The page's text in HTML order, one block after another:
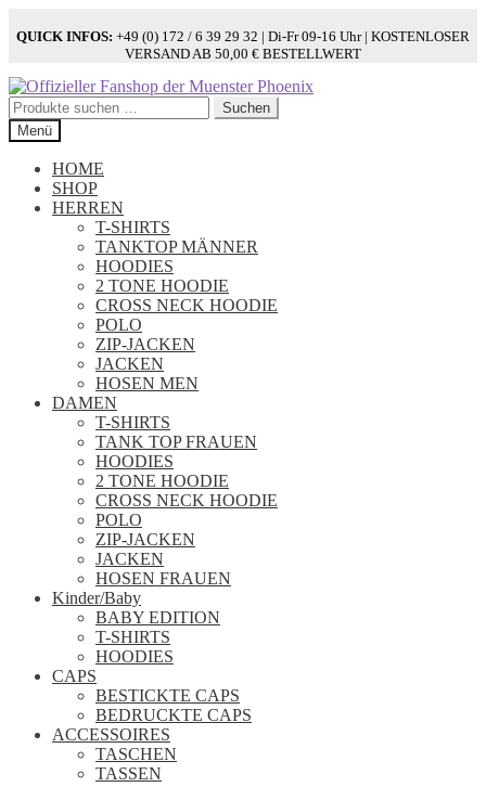
QUICK INFOS: +49 (0) 172 / 6 39 29 32 | Di-Fr 09-16 Uhr | KOSTENLOSER
VERSAND AB 50,00 € BESTELLWERT
Zur
Navigation
springen
Zum
Inhalt
springen
Suchen
nach:
Suchen
Menü
HOME
SHOP
HERREN
T-SHIRTS
TANKTOP MÄNNER
HOODIES
2 TONE HOODIE
CROSS NECK HOODIE
POLO
ZIP-JACKEN
JACKEN
HOSEN MEN
DAMEN
T-SHIRTS
TANK TOP FRAUEN
HOODIES
2 TONE HOODIE
CROSS NECK HOODIE
POLO
ZIP-JACKEN
JACKEN
HOSEN FRAUEN
Kinder/Baby
BABY EDITION
T-SHIRTS
HOODIES
CAPS
BESTICKTE CAPS
BEDRUCKTE CAPS
ACCESSOIRES
TASCHEN
TASSEN